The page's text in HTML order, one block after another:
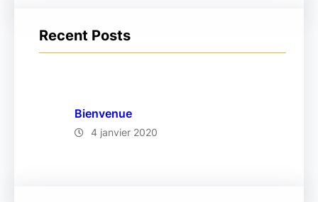
Recent Posts
Bienvenue
4 janvier 2020